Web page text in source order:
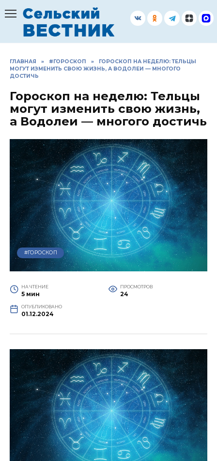
содержанию
ГЛАВНАЯ » #ГОРОСКОП »
ГОРОСКОП НА НЕДЕЛЮ: ТЕЛЬЦЫ
МОГУТ ИЗМЕНИТЬ СВОЮ ЖИЗНЬ, А ВОДОЛЕИ — МНОГОГО
ДОСТИЧЬ
Гороскоп на неделю: Тельцы
могут изменить свою жизнь,
а Водолеи — многого достичь
#ГОРОСКОП
НА ЧТЕНИЕ
5 мин
ПРОСМОТРОВ
24
ОПУБЛИКОВАНО
01.12.2024